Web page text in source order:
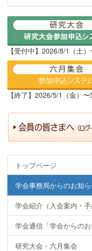
【受付中】2026/8/1（土）
【終了】2026/5/1（金）〜
トップページ
学会事務局からのお知
学会紹介（入会案内・手
学会通信「学会からのお
研究大会・六月集会